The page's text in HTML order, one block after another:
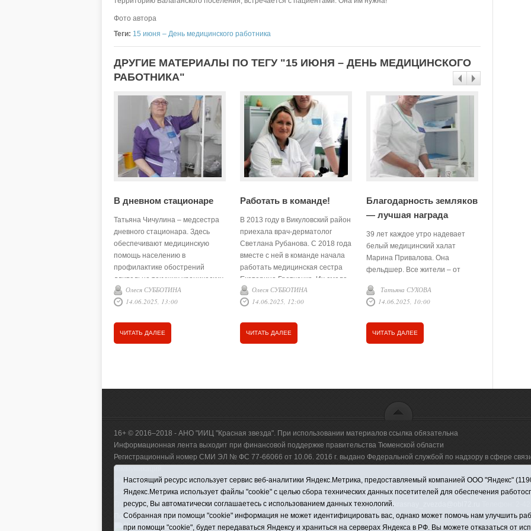
Фото автора
Теги: 15 июня – День медицинского работника
ДРУГИЕ МАТЕРИАЛЫ ПО ТЕГУ "15 ИЮНЯ – ДЕНЬ МЕДИЦИНСКОГО
РАБОТНИКА"
В дневном стационаре
Татьяна Чичулина – медсестра
дневного стационара. Здесь
обеспечивают медицинскую
помощь населению в
профилактике обострений
длительно текущих хронических
заболеваний (в соответствии с
рекомендациями наблюдающего
специалиста), в лечении
пациентов, требующих
Олеся СУББОТИНА
14.06.2025, 13:00
ЧИТАТЬ ДАЛЕЕ
Работать в команде!
В 2013 году в Викуловский район
приехала врач-дерматолог
Светлана Рубанова. С 2018 года
вместе с ней в команде начала
работать медицинская сестра
Екатерина Гретченко. Их смело
можно назвать
единомышленниками, командой,
полуслова. А это так важно для
работы, для душевного
Олеся СУББОТИНА
14.06.2025, 12:00
ЧИТАТЬ ДАЛЕЕ
Благодарность земляков
— лучшая награда
39 лет каждое утро надевает
белый медицинский халат
Марина Привалова. Она
фельдшер. Все жители – от
возраста – на территории
Балаганского сельского
помощь. Есть такие профессии,
стуком в двери. И откладываются
медицинские работники спешат к
Татьяна СУХОВА
14.06.2025, 10:00
ЧИТАТЬ ДАЛЕЕ
16+ © 2016–2018 - АНО "ИИЦ "Красная звезда". При использовании материалов ссылка обязательна
Информационная лента выходит при финансовой поддержке правительства Тюменской области
Регистрационный номер СМИ ЭЛ № ФС 77-66066 от 10.06. 2016 г. выдано Федеральной службой по надзору в сфере
коммуникаций.
Учредитель (соучредители) Автономная некоммерческая организация "Информационно-издательский центр "Красная
р-н, с. Викулово, ул. Ленина, д. 5).
Главный редактор Антюхова Светлана Владимировна. Адрес электронной почты:krasnay_zvezda@obl72.ru
Политика оператора|RSS
Настоящий ресурс использует сервис веб-аналитики Яндекс.Метрика, предоставляемый компанией ООО "Яндекс"
Яндекс.Метрика использует файлы "cookie" с целью сбора технических данных посетителей для обеспечения
ресурс, Вы автоматически соглашаетесь с использованием данных технологий.
Собранная при помощи "cookie" информация не может идентифицировать вас, однако может помочь нам улучшить
при помощи "cookie", будет передаваться Яндексу и храниться на серверах Яндекса в РФ. Вы можете отказаться от